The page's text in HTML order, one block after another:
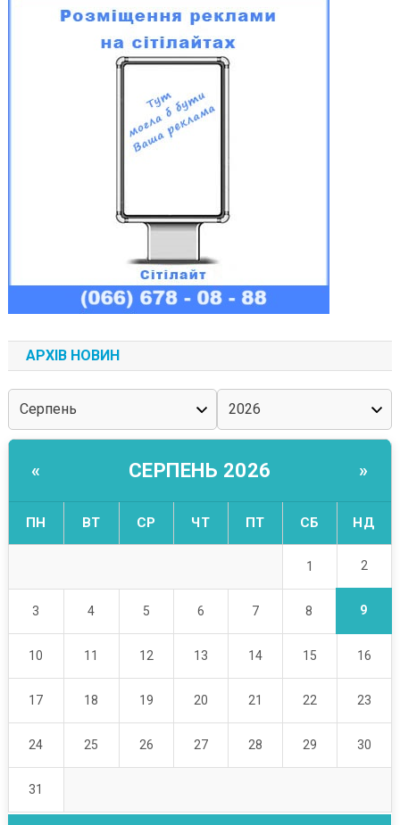
АРХІВ НОВИН
« СЕРПЕНЬ 2026 »
ПН ВТ СР ЧТ ПТ СБ НД
1 2
3 4 5 6 7 8 9
10 11 12 13 14 15 16
17 18 19 20 21 22 23
24 25 26 27 28 29 30
31